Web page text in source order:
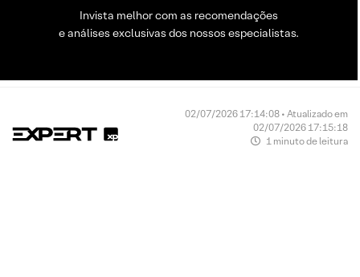
Invista melhor com as recomendações
e análises exclusivas dos nossos especialistas.
02/07/2026 17:14:08 • Atualizado em
02/07/2026 17:15:18
1 minuto de leitura